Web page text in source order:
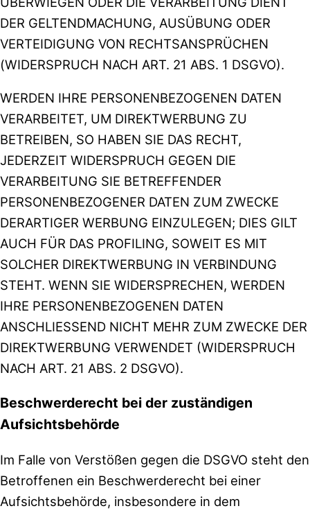
DER GELTENDMACHUNG, AUSÜBUNG ODER
VERTEIDIGUNG VON RECHTSANSPRÜCHEN
(WIDERSPRUCH NACH ART. 21 ABS. 1 DSGVO).
WERDEN IHRE PERSONENBEZOGENEN DATEN
VERARBEITET, UM DIREKTWERBUNG ZU
BETREIBEN, SO HABEN SIE DAS RECHT,
JEDERZEIT WIDERSPRUCH GEGEN DIE
VERARBEITUNG SIE BETREFFENDER
PERSONENBEZOGENER DATEN ZUM ZWECKE
DERARTIGER WERBUNG EINZULEGEN; DIES GILT
AUCH FÜR DAS PROFILING, SOWEIT ES MIT
SOLCHER DIREKTWERBUNG IN VERBINDUNG
STEHT. WENN SIE WIDERSPRECHEN, WERDEN
IHRE PERSONENBEZOGENEN DATEN
ANSCHLIESSEND NICHT MEHR ZUM ZWECKE DER
DIREKTWERBUNG VERWENDET (WIDERSPRUCH
NACH ART. 21 ABS. 2 DSGVO).
Beschwerde­recht bei der zuständigen
Aufsichts­behörde
Im Falle von Verstößen gegen die DSGVO steht den
Betroffenen ein Beschwerderecht bei einer
Aufsichtsbehörde, insbesondere in dem